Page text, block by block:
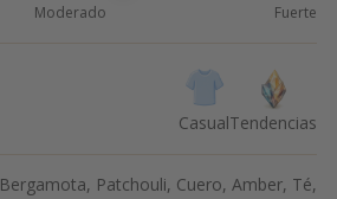
Moderado Fuerte
CasualTendencias
Bergamota, Patchouli, Cuero, Amber, Té,